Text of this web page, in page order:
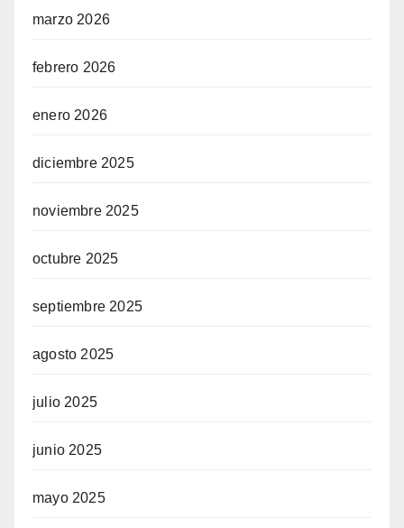
marzo 2026
febrero 2026
enero 2026
diciembre 2025
noviembre 2025
octubre 2025
septiembre 2025
agosto 2025
julio 2025
junio 2025
mayo 2025